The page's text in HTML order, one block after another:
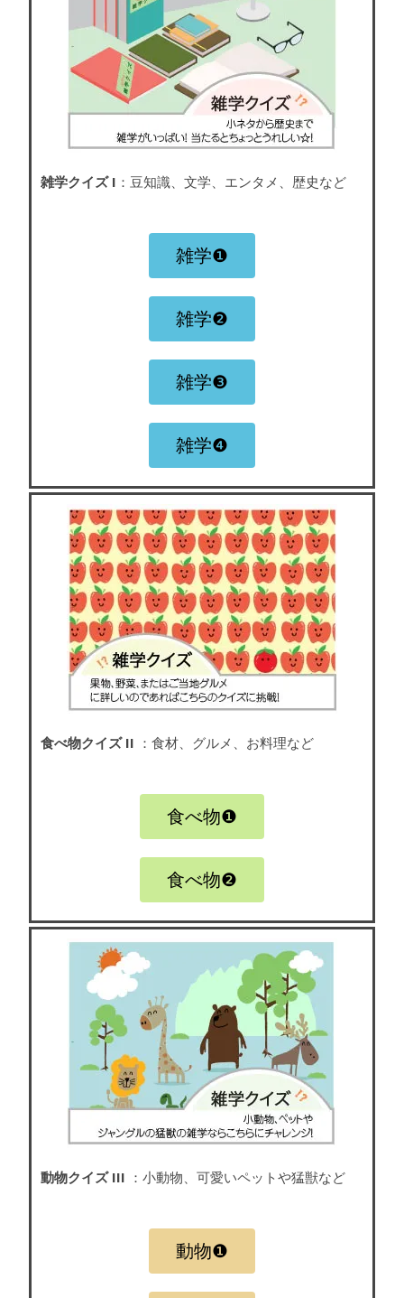
雑学クイズ I ：豆知識、文学、エンタメ、歴史など
雑学❶
雑学❷
雑学❸
雑学❹
食べ物クイズ II ：食材、グルメ、お料理など
食べ物❶
食べ物❷
動物クイズ III ：小動物、可愛いペットや猛獣など
動物❶